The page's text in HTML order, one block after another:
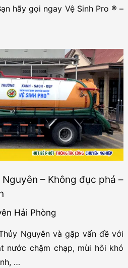
hãy gọi ngay Vệ Sinh Pro ® –
– Không đục phá –
Hải Phòng
Nguyên và gặp vấn đề với
nước chậm chạp, mùi hôi khó
…